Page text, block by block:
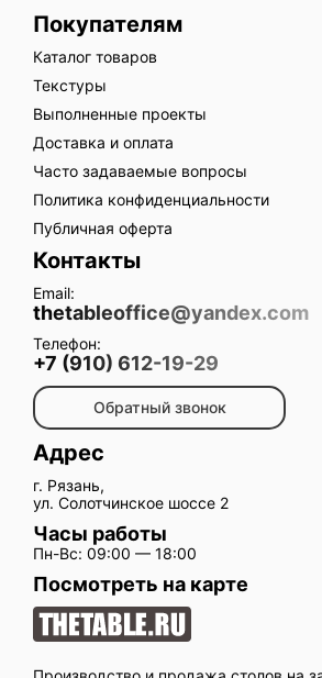
Покупателям
Каталог товаров
Текстуры
Выполненные проекты
Доставка и оплата
Часто задаваемые вопросы
Политика конфиденциальности
Публичная оферта
Контакты
Email:
thetableoffice@yandex.com
Телефон:
+7 (910) 612-19-29
Обратный звонок
Адрес
г. Рязань,
ул. Солотчинское шоссе 2
Часы работы
Пн-Вс: 09:00 — 18:00
Посмотреть на карте